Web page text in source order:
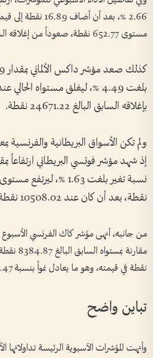
2.66 %، بعد أن
مستوى 652.77 نقطة، صعوداً من إغلاقه السابق البالغ 635.88 نقطة.
بإغلاقه السابق البالغ 24671.22 نقطة.
ولم تكن الأسواق البريطانية
نقطة، بعد أن كان عند 10508.02 نقطة في إغلاقه الأسبوع الماضي.
نقطة في قيمته، وهو ما يعادل نمواً بنسبة 1.47 %.
تباين واضح
وأنهت المؤشرات الآسيوية الرئيسة تداولاتها